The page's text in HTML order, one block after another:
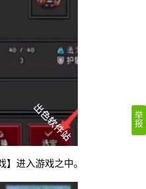
】进入游戏之中。
举
报